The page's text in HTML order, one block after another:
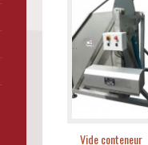
Vide conteneur